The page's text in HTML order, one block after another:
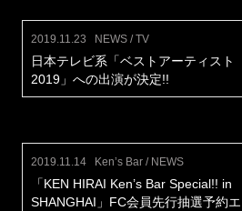
2019.11.23 NEWS / TV
日本テレビ系「ベストアーティスト
2019」への出演が決定!!
2019.11.14 Ken’s Bar / NEWS
「KEN HIRAI Ken’s Bar Special!! in
SHANGHAI」FC会員先行抽選予約エ